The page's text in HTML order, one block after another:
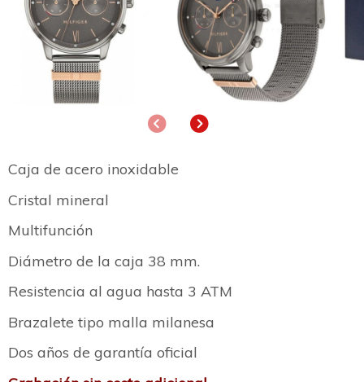
AnteriorSiguiente
Caja de acero inoxidable
Cristal mineral
Multifunción
Diámetro de la caja 38 mm.
Resistencia al agua hasta 3 ATM
Brazalete tipo malla milanesa
Dos años de garantía oficial